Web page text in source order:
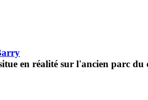
en réalité sur l'ancien parc